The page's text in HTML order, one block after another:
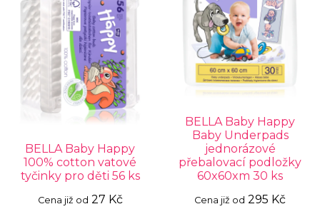
BELLA Baby Happy
100% cotton vatové
tyčinky pro děti 56 ks
Cena již od 27 Kč
BELLA Baby Happy
Baby Underpads
jednorázové
přebalovací podložky
60x60xm 30 ks
Cena již od 295 Kč